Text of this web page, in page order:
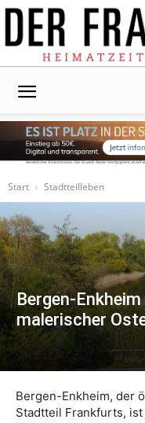
Start
Stadtteilleben
Bergen-
malerischer
Bergen-Enkheim, der
Stadtteil Frankfurts,